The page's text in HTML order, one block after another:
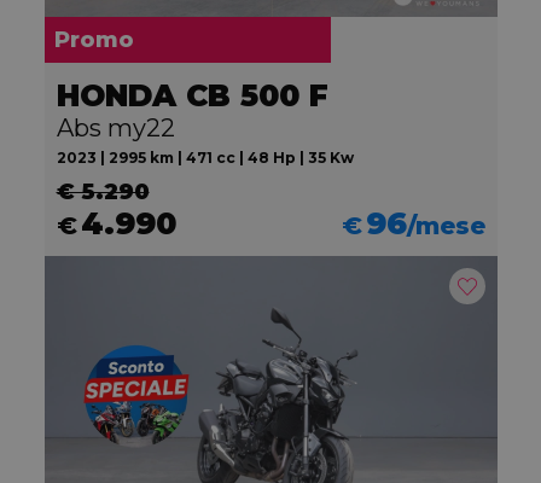
Promo
HONDA CB 500 F
Abs my22
2023 | 2995 km | 471 cc | 48 Hp | 35 Kw
€ 5.290
€4.990 €96/mese